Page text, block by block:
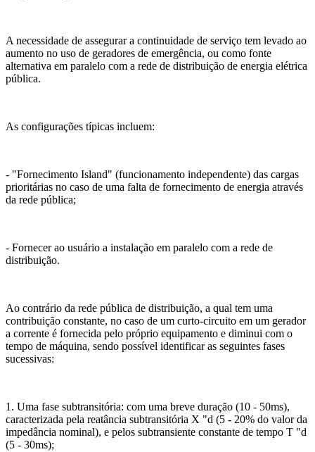
A necessidade de assegurar a continuidade de serviço tem levado ao
aumento no uso de geradores de emergência, ou como fonte
alternativa em paralelo com a rede de distribuição de energia elétrica
pública.
As configurações típicas incluem:
- "Fornecimento Island" (funcionamento independente) das cargas
prioritárias no caso de uma falta de fornecimento de energia através
da rede pública;
- Fornecer ao usuário a instalação em paralelo com a rede de
distribuição.
Ao contrário da rede pública de distribuição, a qual tem uma
contribuição constante, no caso de um curto-circuito em um gerador
a corrente é fornecida pelo próprio equipamento e diminui com o
tempo de máquina, sendo possível identificar as seguintes fases
sucessivas:
1. Uma fase subtransitória: com uma breve duração (10 - 50ms),
caracterizada pela reatância subtransitória X "d (5 - 20% do valor da
impedância nominal), e pelos subtransiente constante de tempo T "d
(5 - 30ms);